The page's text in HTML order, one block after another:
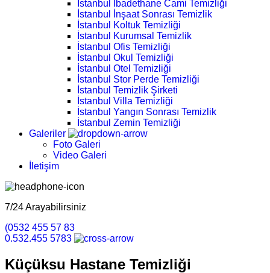
İstanbul İbadethane Cami Temizliği
İstanbul İnşaat Sonrası Temizlik
İstanbul Koltuk Temizliği
İstanbul Kurumsal Temizlik
İstanbul Ofis Temizliği
İstanbul Okul Temizliği
İstanbul Otel Temizliği
İstanbul Stor Perde Temizliği
İstanbul Temizlik Şirketi
İstanbul Villa Temizliği
İstanbul Yangın Sonrası Temizlik
İstanbul Zemin Temizliği
Galeriler
Foto Galeri
Video Galeri
İletişim
7/24 Arayabilirsiniz
(0532 455 57 83
0.532.455 5783
Küçüksu Hastane Temizliği